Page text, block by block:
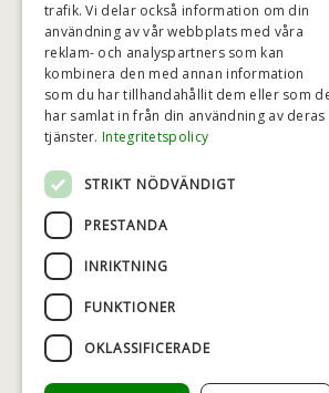
HÖGSTA
BETALNINGSALTERNATIV
trafik. Vi delar också information om din
användning av vår webbplats med våra
reklam- och analyspartners som kan
kombinera den med annan information
som du har tillhandahållit dem eller som
har samlat in från din användning av deras
tjänster. Integritetspolicy
STRIKT NÖDVÄNDIGT
PRESTANDA
INRIKTNING
FUNKTIONER
OKLASSIFICERADE